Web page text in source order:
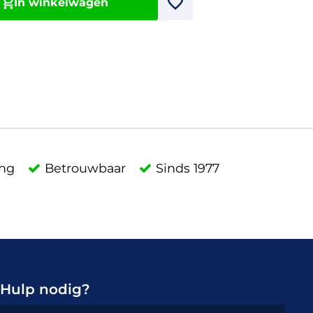
Betrouwbaar Sinds 1977
Hulp nodig?